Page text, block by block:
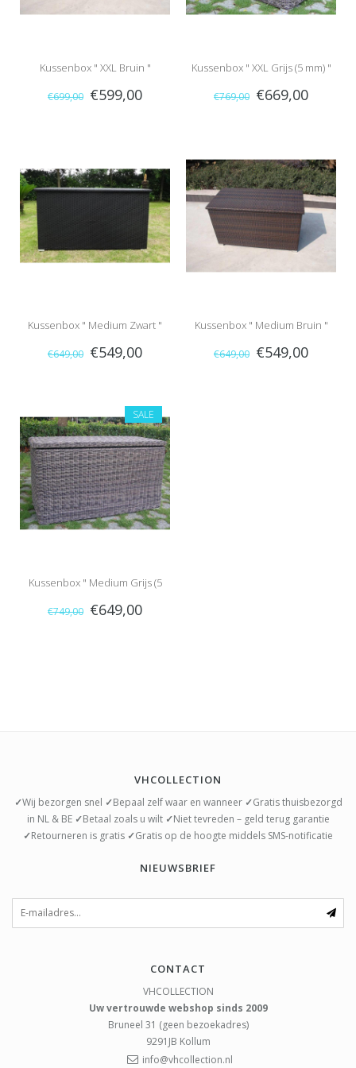
Kussenbox " XXL Bruin "
€699,00 €599,00
Kussenbox " XXL Grijs (5 mm) "
€769,00 €669,00
Kussenbox " Medium Zwart "
€649,00 €549,00
Kussenbox " Medium Bruin "
€649,00 €549,00
SALE
Kussenbox " Medium Grijs (5
mm) "
€749,00 €649,00
VHCOLLECTION
✓Wij bezorgen snel ✓Bepaal zelf waar en wanneer ✓Gratis thuisbezorgd
in NL & BE ✓Betaal zoals u wilt ✓Niet tevreden – geld terug garantie
✓Retourneren is gratis ✓Gratis op de hoogte middels SMS-notificatie
NIEUWSBRIEF
CONTACT
VHCOLLECTION
Uw vertrouwde webshop sinds 2009
Bruneel 31 (geen bezoekadres)
9291JB Kollum
info@vhcollection.nl